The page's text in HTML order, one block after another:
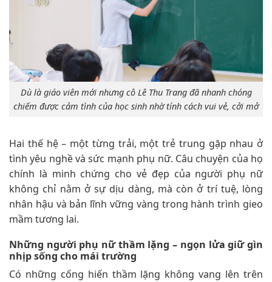
Dù là giáo viên mới nhưng cô Lê Thu Trang đã nhanh chóng
chiếm được cảm tình của học sinh nhờ tính cách vui vẻ, cởi mở
Hai thế hệ – một từng trải, một trẻ trung gặp nhau ở
tình yêu nghề và sức mạnh phụ nữ. Câu chuyện của họ
chính là minh chứng cho vẻ đẹp của người phụ nữ
không chỉ nằm ở sự dịu dàng, mà còn ở trí tuệ, lòng
nhân hậu và bản lĩnh vững vàng trong hành trình gieo
mầm tương lai.
Những người phụ nữ thầm lặng – ngọn lửa giữ gìn
nhịp sống cho mái trường
Có những cống hiến thầm lặng không vang lên trên